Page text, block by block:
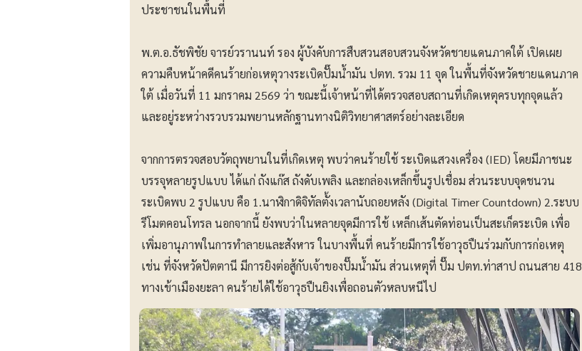
ประชาชนในพื้นที่
พ.ต.อ.ธัชพิชัย จารย์วรานนท์ รอง ผู้บังคับการสืบสวนสอบสวนจังหวัดชายแดนภาคใต้ เปิดเผย
ความคืบหน้าคดีคนร้ายก่อเหตุวางระเบิดปั๊มน้ำมัน ปตท. รวม 11 จุด ในพื้นที่จังหวัดชายแดนภาค
ใต้ เมื่อวันที่ 11 มกราคม 2569 ว่า ขณะนี้เจ้าหน้าที่ได้ตรวจสอบสถานที่เกิดเหตุครบทุกจุดแล้ว
และอยู่ระหว่างรวบรวมพยานหลักฐานทางนิติวิทยาศาสตร์อย่างละเอียด
จากการตรวจสอบวัตถุพยานในที่เกิดเหตุ พบว่าคนร้ายใช้ ระเบิดแสวงเครื่อง (IED) โดยมีภาชนะ
บรรจุหลายรูปแบบ ได้แก่ ถังแก๊ส ถังดับเพลิง และกล่องเหล็กขึ้นรูปเชื่อม ส่วนระบบจุดชนวน
ระเบิดพบ 2 รูปแบบ คือ 1.นาฬิกาดิจิทัลตั้งเวลานับถอยหลัง (Digital Timer Countdown) 2.ระบบ
รีโมตคอนโทรล นอกจากนี้ ยังพบว่าในหลายจุดมีการใช้ เหล็กเส้นตัดท่อนเป็นสะเก็ดระเบิด เพื่อ
เพิ่มอานุภาพในการทำลายและสังหาร ในบางพื้นที่ คนร้ายมีการใช้อาวุธปืนร่วมกับการก่อเหตุ
เช่น ที่จังหวัดปัตตานี มีการยิงต่อสู้กับเจ้าของปั๊มน้ำมัน ส่วนเหตุที่ ปั๊ม ปตท.ท่าสาป ถนนสาย 418
ทางเข้าเมืองยะลา คนร้ายได้ใช้อาวุธปืนยิงเพื่อถอนตัวหลบหนีไป